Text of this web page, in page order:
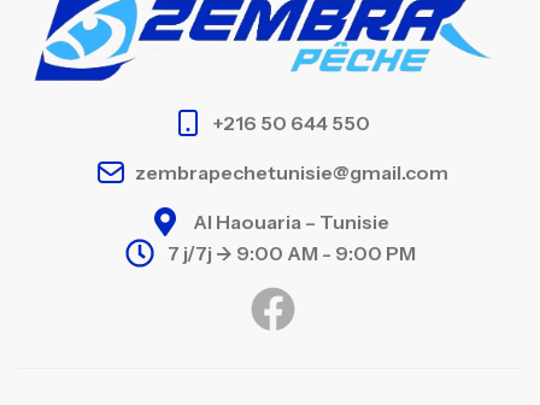
+216 50 644 550
zembrapechetunisie@gmail.com
Al Haouaria – Tunisie
7 j/7j -> 9:00 AM - 9:00 PM